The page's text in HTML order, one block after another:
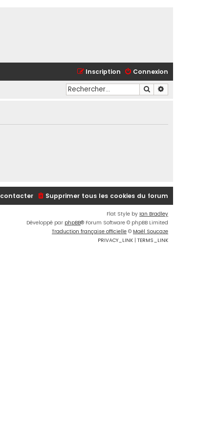
Connexion
Inscription
Rechercher
Supprimer tous les cookies du forum
contacter
Flat Style by Ian Bradley
Développé par phpBB® Forum Software © phpBB Limited
Traduction française officielle © Maël Soucaze
PRIVACY_LINK | TERMS_LINK